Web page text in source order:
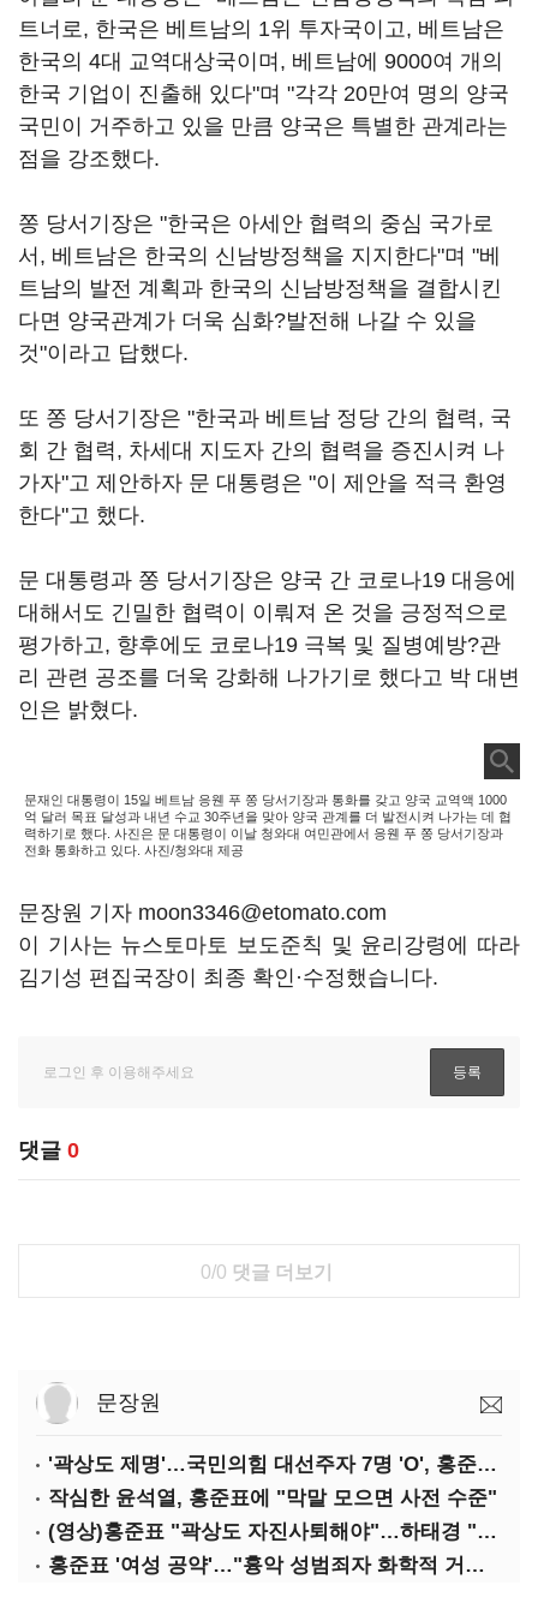
트너로, 한국은 베트남의 1위 투자국이고, 베트남은
한국의 4대 교역대상국이며, 베트남에 9000여 개의
한국 기업이 진출해 있다"며 "각각 20만여 명의 양국
국민이 거주하고 있을 만큼 양국은 특별한 관계라는
점을 강조했다.
쫑 당서기장은 "한국은 아세안 협력의 중심 국가로
서, 베트남은 한국의 신남방정책을 지지한다"며 "베
트남의 발전 계획과 한국의 신남방정책을 결합시킨
다면 양국관계가 더욱 심화?발전해 나갈 수 있을
것"이라고 답했다.
또 쫑 당서기장은 "한국과 베트남 정당 간의 협력, 국
회 간 협력, 차세대 지도자 간의 협력을 증진시켜 나
가자"고 제안하자 문 대통령은 "이 제안을 적극 환영
한다"고 했다.
문 대통령과 쫑 당서기장은 양국 간 코로나19 대응에
대해서도 긴밀한 협력이 이뤄져 온 것을 긍정적으로
평가하고, 향후에도 코로나19 극복 및 질병예방?관
리 관련 공조를 더욱 강화해 나가기로 했다고 박 대변
인은 밝혔다.
문재인 대통령이 15일 베트남 응웬 푸 쫑 당서기장과 통화를 갖고 양국 교역액 1000
억 달러 목표 달성과 내년 수교 30주년을 맞아 양국 관계를 더 발전시켜 나가는 데 협
력하기로 했다. 사진은 문 대통령이 이날 청와대 여민관에서 응웬 푸 쫑 당서기장과
전화 통화하고 있다. 사진/청와대 제공
문장원 기자 moon3346@etomato.com
이 기사는 뉴스토마토 보도준칙 및 윤리강령에 따라
김기성 편집국장이 최종 확인·수정했습니다.
댓글 0
0/0 댓글 더보기
문장원
'곽상도 제명'…국민의힘 대선주자 7명 'O', 홍준표 '△'
작심한 윤석열, 홍준표에 "막말 모으면 사전 수준"
(영상)홍준표 "곽상도 자진사퇴해야"…하태경 "한가한 뒷북"
홍준표 '여성 공약'…"흉악 성범죄자 화학적 거세 추진"